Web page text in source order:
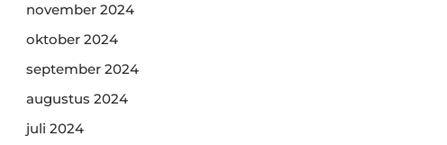
november 2024
oktober 2024
september 2024
augustus 2024
juli 2024